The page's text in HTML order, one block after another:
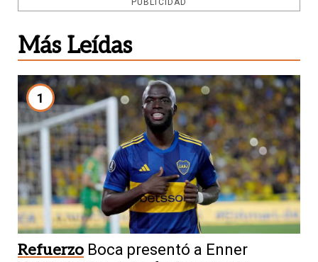
PUBLICIDAD
Más Leídas
1
Refuerzo Boca presentó a Enner